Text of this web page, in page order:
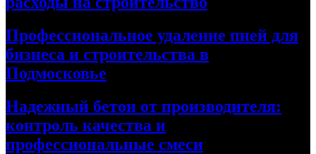
Профессиональное удаление пней для
бизнеса и строительства в
Подмосковье
Надежный бетон от производителя:
контроль качества и
профессиональные смеси